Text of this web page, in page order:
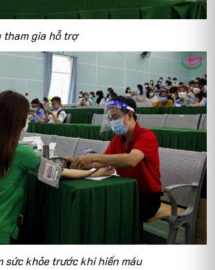
tham gia hỗ trợ
sức khỏe trước khi hiến máu